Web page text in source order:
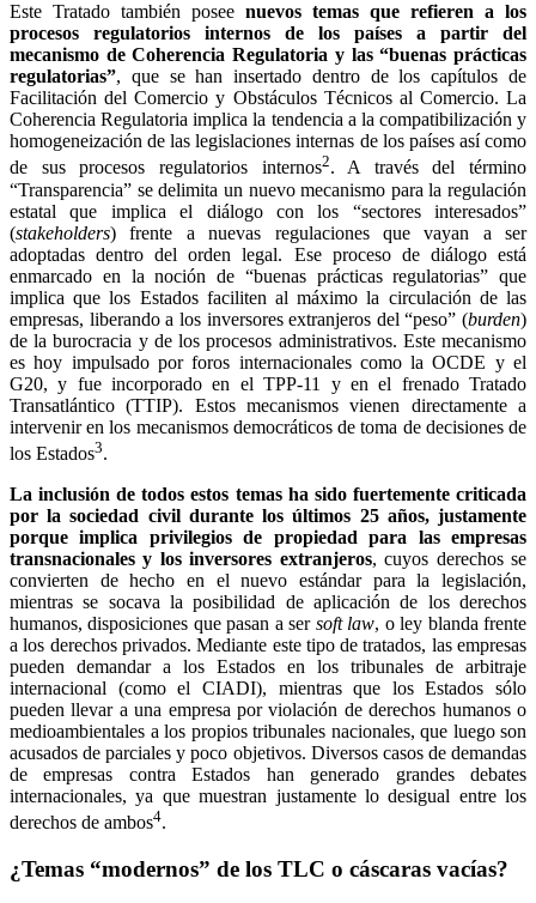
Este Tratado también posee nuevos temas que refieren a los
procesos regulatorios internos de los países a partir del
mecanismo de Coherencia Regulatoria y las “buenas prácticas
regulatorias”, que se han insertado dentro de los capítulos de
Facilitación del Comercio y Obstáculos Técnicos al Comercio. La
Coherencia Regulatoria implica la tendencia a la compatibilización y
homogeneización de las legislaciones internas de los países así como
de sus procesos regulatorios internos2. A través del término
“Transparencia” se delimita un nuevo mecanismo para la regulación
estatal que implica el diálogo con los “sectores interesados”
(stakeholders) frente a nuevas regulaciones que vayan a ser
adoptadas dentro del orden legal. Ese proceso de diálogo está
enmarcado en la noción de “buenas prácticas regulatorias” que
implica que los Estados faciliten al máximo la circulación de las
empresas, liberando a los inversores extranjeros del “peso” (burden)
de la burocracia y de los procesos administrativos. Este mecanismo
es hoy impulsado por foros internacionales como la OCDE y el
G20, y fue incorporado en el TPP-11 y en el frenado Tratado
Transatlántico (TTIP). Estos mecanismos vienen directamente a
intervenir en los mecanismos democráticos de toma de decisiones de
los Estados3.
La inclusión de todos estos temas ha sido fuertemente criticada
por la sociedad civil durante los últimos 25 años, justamente
porque implica privilegios de propiedad para las empresas
transnacionales y los inversores extranjeros, cuyos derechos se
convierten de hecho en el nuevo estándar para la legislación,
mientras se socava la posibilidad de aplicación de los derechos
humanos, disposiciones que pasan a ser soft law, o ley blanda frente
a los derechos privados. Mediante este tipo de tratados, las empresas
pueden demandar a los Estados en los tribunales de arbitraje
internacional (como el CIADI), mientras que los Estados sólo
pueden llevar a una empresa por violación de derechos humanos o
medioambientales a los propios tribunales nacionales, que luego son
acusados de parciales y poco objetivos. Diversos casos de demandas
de empresas contra Estados han generado grandes debates
internacionales, ya que muestran justamente lo desigual entre los
derechos de ambos4.
¿Temas “modernos” de los TLC o cáscaras vacías?